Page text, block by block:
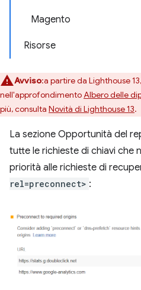
Magento
Risorse
Avviso:a partire da Lighthouse
nell'approfondimentoAlbero delle
più, consulta Novità di Lighthouse 13.
La sezione Opportunità del
tutte le richieste di chiavi che
priorità alle richieste di
rel=preconnect> :